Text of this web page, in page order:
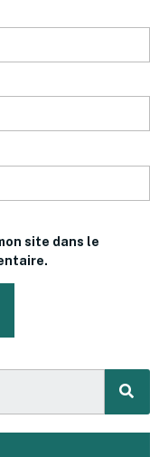
site dans le